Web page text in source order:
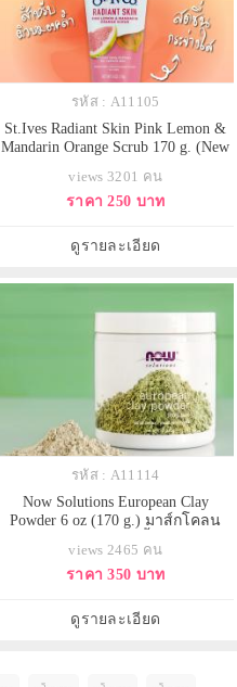
รหัส : A11105
St.Ives Radiant Skin Pink Lemon &
Mandarin Orange Scrub 170 g. (New
วกระจ่างใส ด้วยส่วนผสมของ pink
lemon กับส้ม ช่วยขัดผิว ริ้วรอยด่าง
เผยผิวใหม่ที่สว่างใส ไร้ริ้วรอยคะ
views 3201 คน
ราคา 250 บาท
ดูรายละเอียด
รหัส : A11114
Now Solutions European Clay
Powder 6 oz (170 g.) มาส์กโคลน
เขียวเหมาะสำหรับผิวมัน ช่วยดีท็
อกซ์ผิว ดูดสารพิษและสิ่งสกปรกบน
และปรับสภาพสีผิวให้เรียบเนียน ที่
สำคัญคือทำจากธรรมชาติ 100% ไ
views 2465 คน
ราคา 350 บาท
ดูรายละเอียด